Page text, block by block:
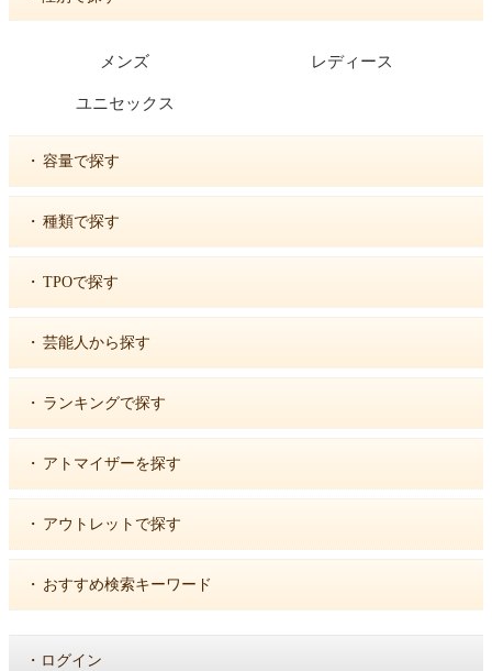
メンズ レディース
ユニセックス
・ 容量で探す
・ 種類で探す
・ TPOで探す
・ 芸能人から探す
・ ランキングで探す
・ アトマイザーを探す
・ アウトレットで探す
・ おすすめ検索キーワード
・ ログイン